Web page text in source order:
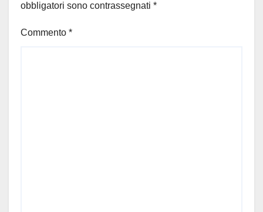
obbligatori sono contrassegnati *
Commento *